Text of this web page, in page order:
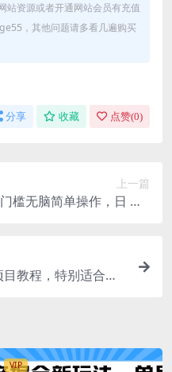
站资源或者开通网站会员有充值
，其他问题请多看几遍购买
分享 收藏 点赞(0)
上一篇
槛无脑简单操作，日 入5
教程，特别适合个
VIP